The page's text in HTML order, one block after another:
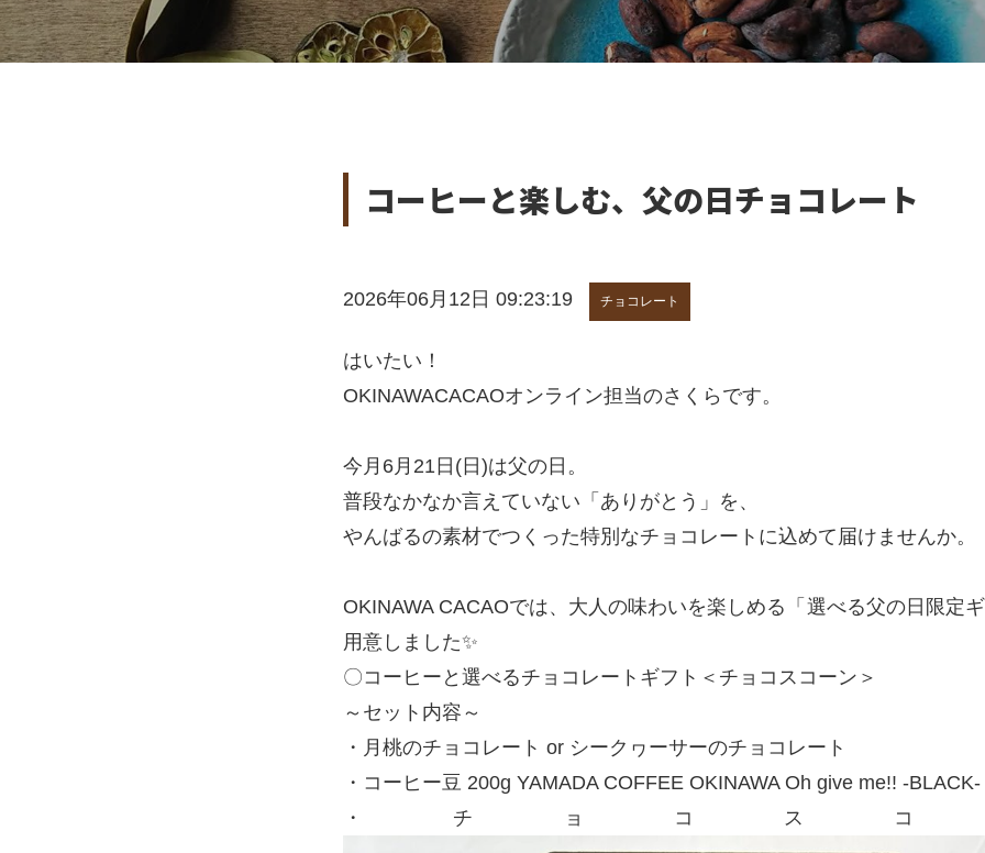
コーヒーと楽しむ、父の日チョコレート
2026年06月12日 09:23:19 チョコレート
はいたい！
OKINAWACACAOオンライン担当のさくらです。
今月6月21日(日)は父の日。
普段なかなか言えていない「ありがとう」を、
やんばるの素材でつくった特別なチョコレートに込めて届けませんか。
OKINAWA CACAOでは、大人の味わいを楽しめる「選べる父の日限定
用意しました✨
〇コーヒーと選べるチョコレートギフト＜チョコスコーン＞
～セット内容～
・月桃のチョコレート or シークヮーサーのチョコレート
・コーヒー豆 200g YAMADA COFFEE OKINAWA Oh give me!! -BLACK-
・チョコスコ